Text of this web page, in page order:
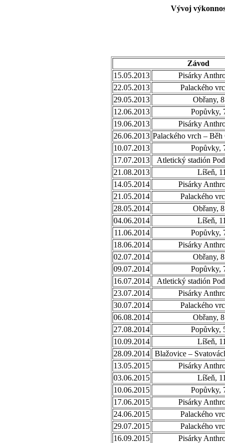
Vývoj
Závod
15.05.2013
Pisárky
22.05.2013
Palackého
29.05.2013
Obřany,
12.06.2013
Popůvky,
19.06.2013
Pisárky
26.06.2013 Palackého vrch –
10.07.2013
Popůvky,
17.07.2013
Atletický stadión
21.08.2013
Líšeň,
14.05.2014
Pisárky
21.05.2014
Palackého
28.05.2014
Obřany,
04.06.2014
Líšeň,
11.06.2014
Popůvky,
18.06.2014
Pisárky
02.07.2014
Obřany,
09.07.2014
Popůvky,
16.07.2014
Atletický stadión
23.07.2014
Pisárky
30.07.2014
Palackého
06.08.2014
Obřany,
27.08.2014
Popůvky,
10.09.2014
Líšeň,
28.09.2014 Blažovice –
13.05.2015
Pisárky
03.06.2015
Líšeň,
10.06.2015
Popůvky,
17.06.2015
Pisárky
24.06.2015
Palackého
29.07.2015
Palackého
16.09.2015
Pisárky